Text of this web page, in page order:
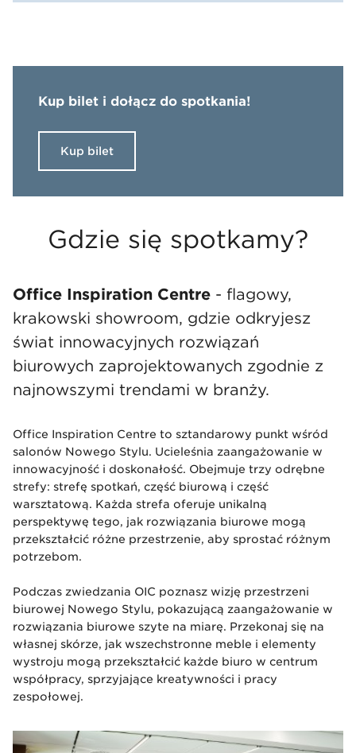
Kup bilet i dołącz do spotkania!
Kup bilet
Gdzie się spotkamy?
Office Inspiration Centre - flagowy,
krakowski showroom, gdzie odkryjesz
świat innowacyjnych rozwiązań
biurowych zaprojektowanych zgodnie z
najnowszymi trendami w branży.
Office Inspiration Centre to sztandarowy punkt wśród
salonów Nowego Stylu. Ucieleśnia zaangażowanie w
innowacyjność i doskonałość. Obejmuje trzy odrębne
strefy: strefę spotkań, część biurową i część
warsztatową. Każda strefa oferuje unikalną
perspektywę tego, jak rozwiązania biurowe mogą
przekształcić różne przestrzenie, aby sprostać różnym
potrzebom.
Podczas zwiedzania OIC poznasz wizję przestrzeni
biurowej Nowego Stylu, pokazującą zaangażowanie w
rozwiązania biurowe szyte na miarę. Przekonaj się na
własnej skórze, jak wszechstronne meble i elementy
wystroju mogą przekształcić każde biuro w centrum
współpracy, sprzyjające kreatywności i pracy
zespołowej.